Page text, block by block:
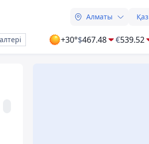
Алматы Қаз
+30°$467.48 €539.52